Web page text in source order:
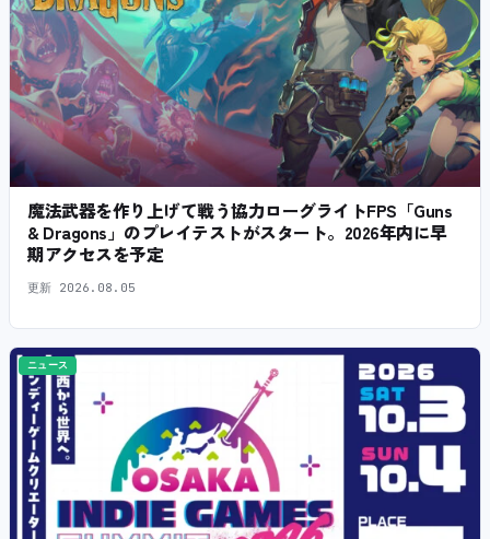
魔法武器を作り上げて戦う協力ローグライトFPS「Guns
& Dragons」のプレイテストがスタート。2026年内に早
期アクセスを予定
更新 2026.08.05
ニュース